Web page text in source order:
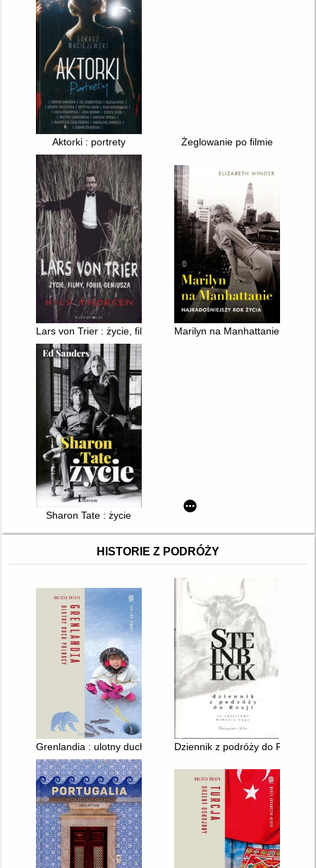
Aktorki : portrety Żeglowanie po filmie
Lars von Trier : życie, filmy, fobie geniuszaMarilyn na Manhattanie :
Sharon Tate : życie
HISTORIE Z PODRÓŻY
Grenlandia : ulotny duch północyDziennik z podróży do Rosji